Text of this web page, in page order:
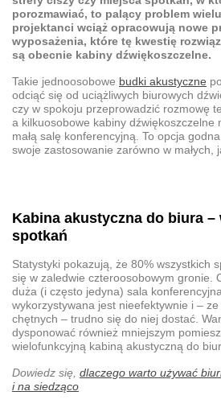
porozmawiać, to palący problem
projektanci wciąż opracowują nowe
wyposażenia, które tę kwestię
są obecnie kabiny dźwiękoszczelne.
Takie jednoosobowe budki akustyczne
odciąć się od uciążliwych biurowych
czy w spokoju przeprowadzić rozmowę
a kilkuosobowe kabiny dźwiękoszczelne
małą salę konferencyjną. To opcja
swoje zastosowanie zarówno w małych,
Kabina akustyczna do biura –
spotkań
Statystyki pokazują, że 80% wszystkich
się w zaledwie czteroosobowym gronie.
duża (i często jedyna) sala
wykorzystywana jest nieefektywnie i –
chętnych – trudno się do niej dostać.
dysponować również mniejszym
wielofunkcyjną kabiną akustyczną do
Dowiedz się, dlaczego warto używać
i na siedząco